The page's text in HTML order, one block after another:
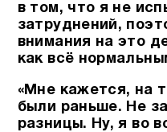
в том, что я не
затруднений,
внимания на это
как всё
«Мне кажется, на
были раньше. Не
разницы. Ну, я во